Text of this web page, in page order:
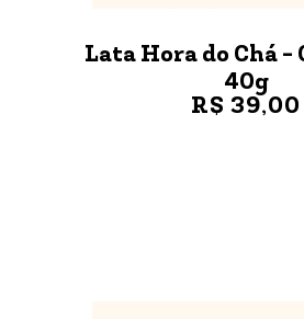
Lata Hora do Chá -
40g
R$ 39,00